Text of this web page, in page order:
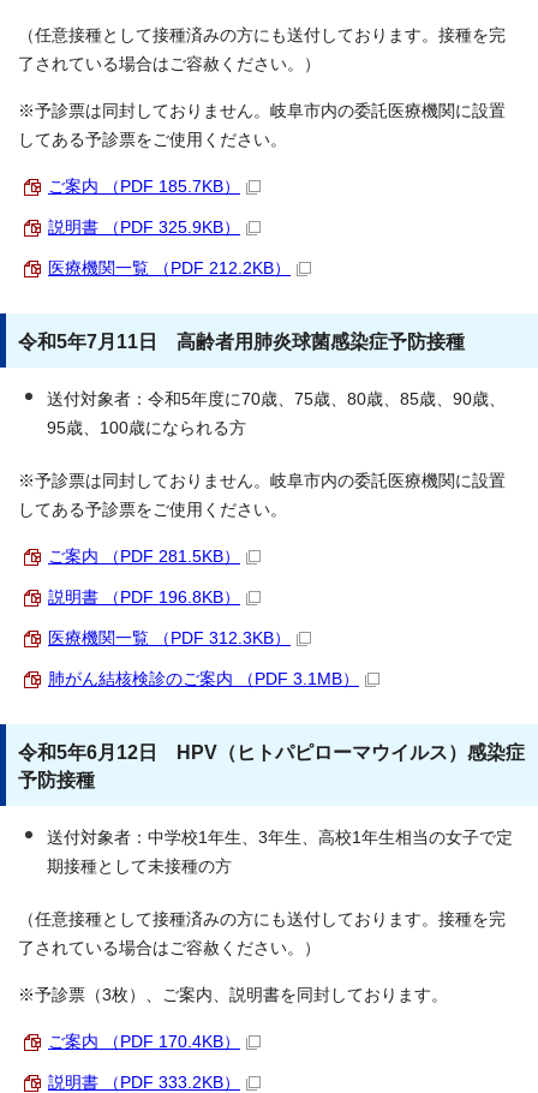
（任意接種として接種済みの方にも送付しております。接種を完
了されている場合はご容赦ください。）
※予診票は同封しておりません。岐阜市内の委託医療機関に設置
してある予診票をご使用ください。
ご案内 （PDF 185.7KB）
説明書 （PDF 325.9KB）
医療機関一覧 （PDF 212.2KB）
令和5年7月11日 高齢者用肺炎球菌感染症予防接種
送付対象者：令和5年度に70歳、75歳、80歳、85歳、90歳、
95歳、100歳になられる方
※予診票は同封しておりません。岐阜市内の委託医療機関に設置
してある予診票をご使用ください。
ご案内 （PDF 281.5KB）
説明書 （PDF 196.8KB）
医療機関一覧 （PDF 312.3KB）
肺がん結核検診のご案内 （PDF 3.1MB）
令和5年6月12日 HPV（ヒトパピローマウイルス）感染症
予防接種
送付対象者：中学校1年生、3年生、高校1年生相当の女子で定
期接種として未接種の方
（任意接種として接種済みの方にも送付しております。接種を完
了されている場合はご容赦ください。）
※予診票（3枚）、ご案内、説明書を同封しております。
ご案内 （PDF 170.4KB）
説明書 （PDF 333.2KB）